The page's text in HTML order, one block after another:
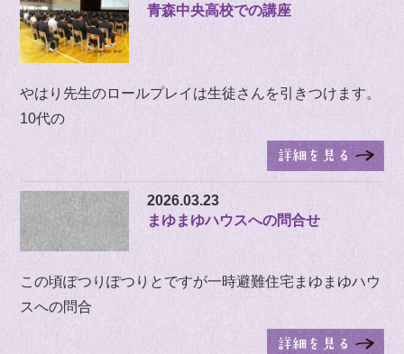
青森中央高校での講座
やはり先生のロールプレイは生徒さんを引きつけます。
10代の
2026.03.23
まゆまゆハウスへの問合せ
この頃ぽつりぽつりとですが一時避難住宅まゆまゆハウ
スへの問合